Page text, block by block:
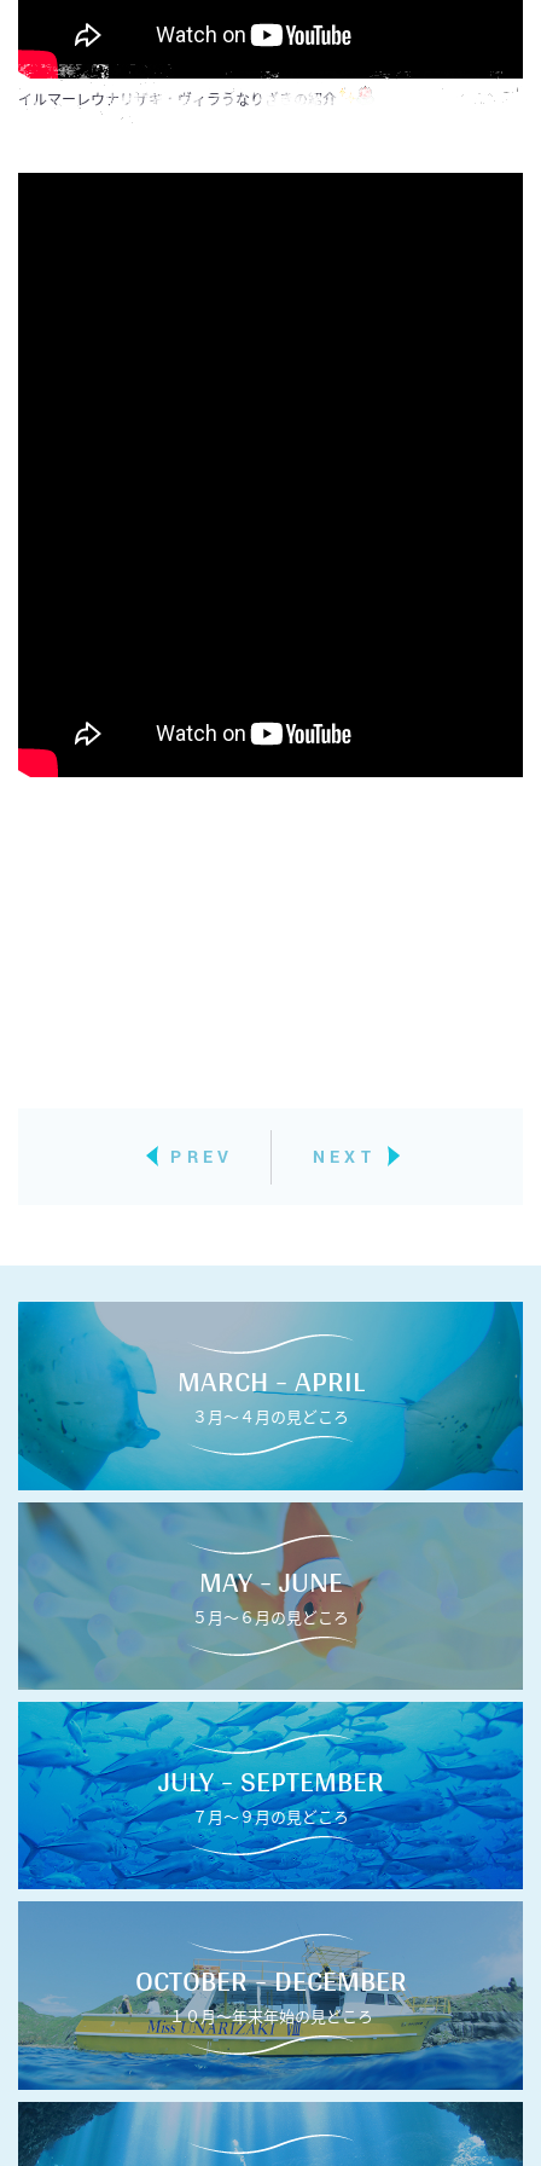
イルマーレウナリザキ・ヴィラうなりざきの紹介
PREV NEXT
MARCH - APRIL
３月〜４月の見どころ
MAY - JUNE
５月〜６月の見どころ
JULY - SEPTEMBER
７月〜９月の見どころ
OCTOBER - DECEMBER
１０月〜年末年始の見どころ